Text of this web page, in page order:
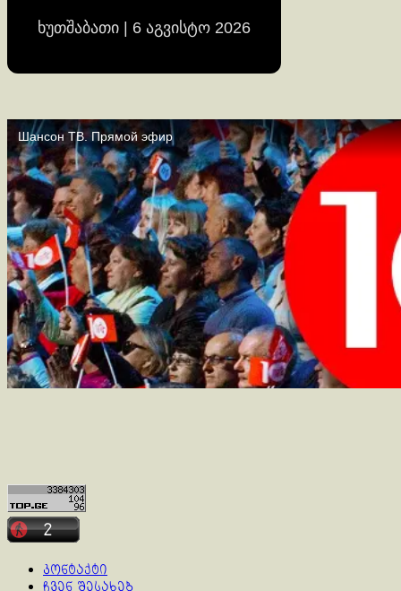
ხუთშაბათი | 6 აგვისტო 2026
კონტაქტი
ჩვენ შესახებ